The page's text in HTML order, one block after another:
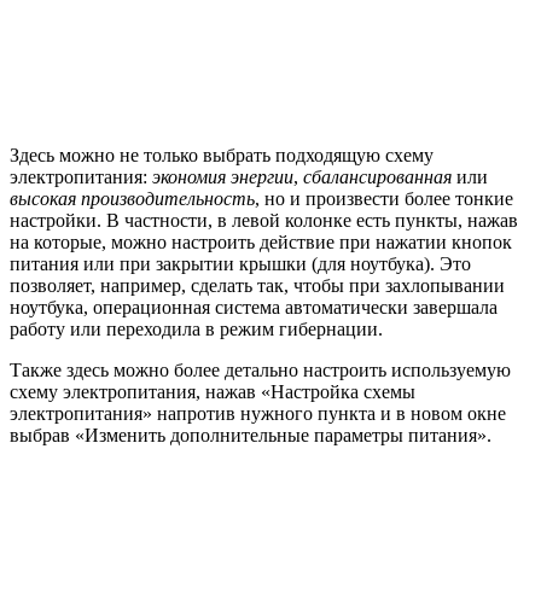
Здесь можно не только выбрать подходящую схему
электропитания: экономия энергии, сбалансированная или
высокая производительность, но и произвести более тонкие
настройки. В частности, в левой колонке есть пункты, нажав
на которые, можно настроить действие при нажатии кнопок
питания или при закрытии крышки (для ноутбука). Это
позволяет, например, сделать так, чтобы при захлопывании
ноутбука, операционная система автоматически завершала
работу или переходила в режим гибернации.
Также здесь можно более детально настроить используемую
схему электропитания, нажав «Настройка схемы
электропитания» напротив нужного пункта и в новом окне
выбрав «Изменить дополнительные параметры питания».